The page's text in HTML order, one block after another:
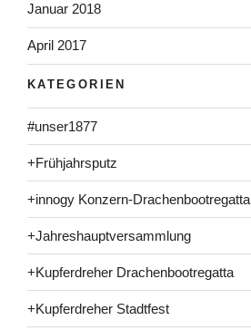
Januar 2018
April 2017
KATEGORIEN
#unser1877
+Frühjahrsputz
+innogy Konzern-Drachenbootregatta
+Jahreshauptversammlung
+Kupferdreher Drachenbootregatta
+Kupferdreher Stadtfest